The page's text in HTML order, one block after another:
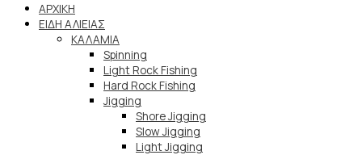
ΑΡΧΙΚΗ
ΕΙΔΗ ΑΛΙΕΙΑΣ
ΚΑΛΑΜΙΑ
Spinning
Light Rock Fishing
Hard Rock Fishing
Jigging
Shore Jigging
Slow Jigging
Light Jigging